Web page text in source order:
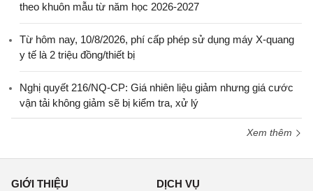
theo khuôn mẫu từ năm học 2026-2027
Từ hôm nay, 10/8/2026, phí cấp phép sử dụng máy X-quang
y tế là 2 triệu đồng/thiết bị
Nghị quyết 216/NQ-CP: Giá nhiên liệu giảm nhưng giá cước
vận tải không giảm sẽ bị kiểm tra, xử lý
Xem thêm
GIỚI THIỆU DỊCH VỤ